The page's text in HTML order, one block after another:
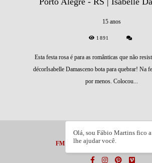
15 anos
1891
Esta festa rosa é para as românticas que não
décorIsabelle Damasceno bota para quebrar! Na
por menos. Colocou...
FM PHOTOGRAPHER LTDA
Olá, sou Fábio Martins fico
lhe ajudar você.